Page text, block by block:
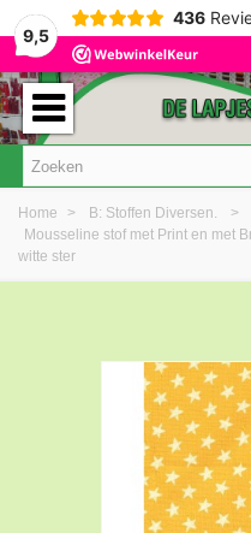
9,5
436
Home > B: Stoffen Diversen. >
Mousseline stof met Print en met
witte ster